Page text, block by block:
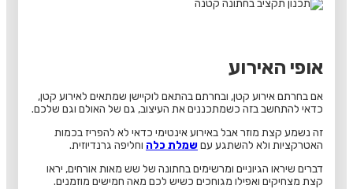
אופי האירוע
אם בחרתם אירוע קטן, ובחרתם בהתאם לוקיישן שמתאים לאירוע קטן,
כדאי להתחשב בזה כשמתכננים את העיצוב, גם של האולם וגם שלכם.
זה נשמע קצת מוזר אבל באירוע אינטימי כדאי לא להפריז בכמות
האטרקציות ולא להשתגע עםשמלת כלה וחליפה גרנדיוזית.
דברים שיראו הגיוניים ומרשימים בחתונה של שש מאות אורחים, יראו
קצת מצחיקים ואפילו מגוחכים כשיש לכם מאה חמישים מוזמנים.